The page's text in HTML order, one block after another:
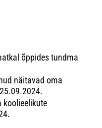
õppides tundma
näitavad oma
koolieelikute